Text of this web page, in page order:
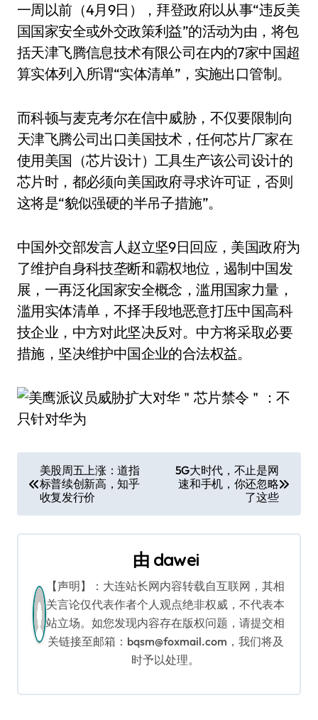
一周以前（4月9日），拜登政府以从事“违反美
国国家安全或外交政策利益”的活动为由，将包
括天津飞腾信息技术有限公司在内的7家中国超
算实体列入所谓“实体清单”，实施出口管制。
而科顿与麦克考尔在信中威胁，不仅要限制向
天津飞腾公司出口美国技术，任何芯片厂家在
使用美国（芯片设计）工具生产该公司设计的
芯片时，都必须向美国政府寻求许可证，否则
这将是“貌似强硬的半吊子措施”。
中国外交部发言人赵立坚9日回应，美国政府为
了维护自身科技垄断和霸权地位，遏制中国发
展，一再泛化国家安全概念，滥用国家力量，
滥用实体清单，不择手段地恶意打压中国高科
技企业，中方对此坚决反对。中方将采取必要
措施，坚决维护中国企业的合法权益。
章
导
美股周五上涨：道指
标普续创新高，知乎
收复发行价
5G大时代，不止是网
速和手机，你还忽略
了这些
由 dawei
【声明】：大连站长网内容转载自互联网，其相
关言论仅代表作者个人观点绝非权威，不代表本
站立场。如您发现内容存在版权问题，请提交相
关链接至邮箱：bqsm@foxmail.com，我们将及
时予以处理。